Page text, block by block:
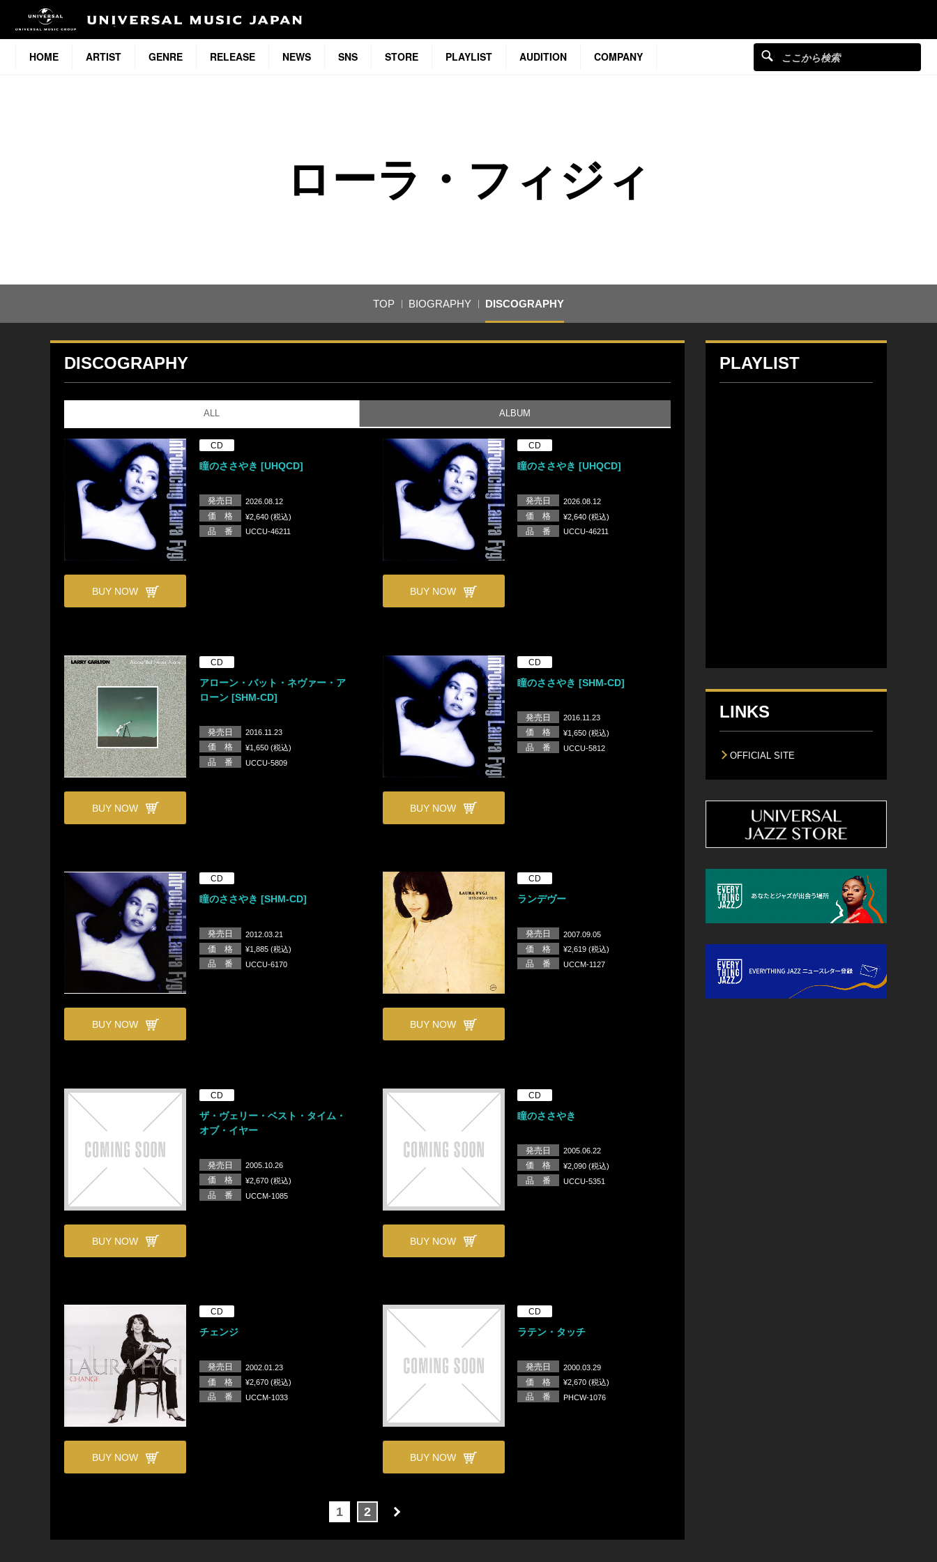
HOME ARTIST GENRE RELEASE NEWS SNS STORE PLAYLIST AUDITION COMPANY
ローラ・フィジィ
TOP BIOGRAPHY DISCOGRAPHY
DISCOGRAPHY
ALL ALBUM
BUY NOW
CD
瞳のささやき [UHQCD]
発売日 2026.08.12
価 格 ¥2,640 (税込)
品 番 UCCU-46211
BUY NOW
CD
瞳のささやき [UHQCD]
発売日 2026.08.12
価 格 ¥2,640 (税込)
品 番 UCCU-46211
BUY NOW
CD
アローン・バット・ネヴァー・ア
ローン [SHM-CD]
発売日 2016.11.23
価 格 ¥1,650 (税込)
品 番 UCCU-5809
BUY NOW
CD
瞳のささやき [SHM-CD]
発売日 2016.11.23
価 格 ¥1,650 (税込)
品 番 UCCU-5812
BUY NOW
CD
瞳のささやき [SHM-CD]
発売日 2012.03.21
価 格 ¥1,885 (税込)
品 番 UCCU-6170
BUY NOW
CD
ランデヴー
発売日 2007.09.05
価 格 ¥2,619 (税込)
品 番 UCCM-1127
BUY NOW
CD
ザ・ヴェリー・ベスト・タイム・
オブ・イヤー
発売日 2005.10.26
価 格 ¥2,670 (税込)
品 番 UCCM-1085
BUY NOW
CD
瞳のささやき
発売日 2005.06.22
価 格 ¥2,090 (税込)
品 番 UCCU-5351
BUY NOW
CD
チェンジ
発売日 2002.01.23
価 格 ¥2,670 (税込)
品 番 UCCM-1033
BUY NOW
CD
ラテン・タッチ
発売日 2000.03.29
価 格 ¥2,670 (税込)
品 番 PHCW-1076
1 2
PLAYLIST
LINKS
OFFICIAL SITE